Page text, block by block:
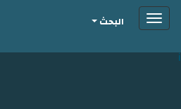
i
Toggleالبحث